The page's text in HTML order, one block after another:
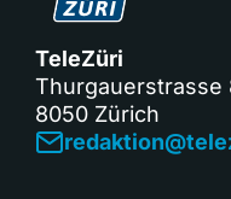
TeleZüri
Thurgauerstrasse
8050 Zürich